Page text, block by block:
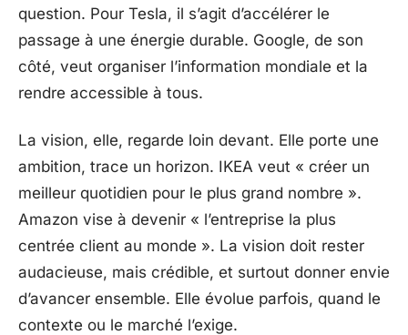
question. Pour Tesla, il s’agit d’accélérer le
passage à une énergie durable. Google, de son
côté, veut organiser l’information mondiale et la
rendre accessible à tous.
La vision, elle, regarde loin devant. Elle porte une
ambition, trace un horizon. IKEA veut « créer un
meilleur quotidien pour le plus grand nombre ».
Amazon vise à devenir « l’entreprise la plus
centrée client au monde ». La vision doit rester
audacieuse, mais crédible, et surtout donner envie
d’avancer ensemble. Elle évolue parfois, quand le
contexte ou le marché l’exige.